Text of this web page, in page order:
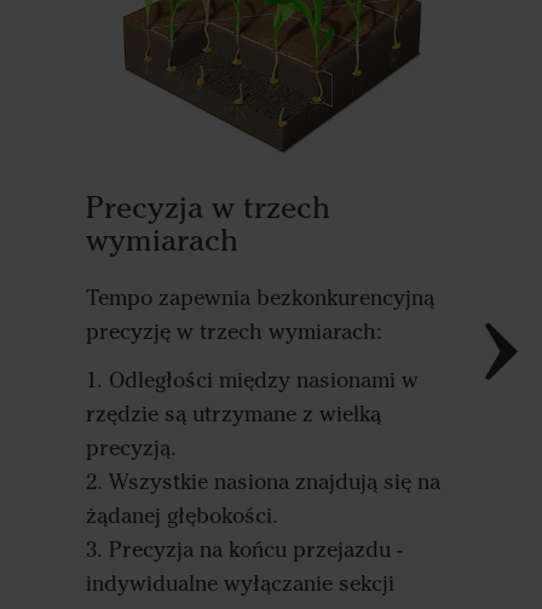
Precyzja w trzech
wymiarach
Tempo zapewnia bezkonkurencyjną
precyzję w trzech wymiarach:
1. Odległości między nasionami w
rzędzie są utrzymane z wielką
precyzją.
2. Wszystkie nasiona znajdują się na
żądanej głębokości.
3. Precyzja na końcu przejazdu -
indywidualne wyłączanie sekcji
Dzięki